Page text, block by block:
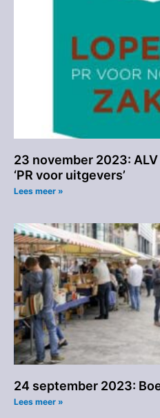
23 november 2023:
‘PR voor uitgevers’
Lees meer »
24 september 2023:
Lees meer »